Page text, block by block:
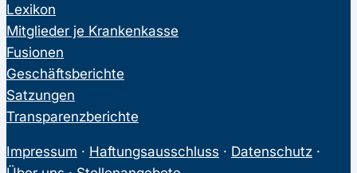
Lexikon
Mitglieder je Krankenkasse
Fusionen
Geschäftsberichte
Satzungen
Transparenzberichte
Impressum · Haftungsausschluss · Datenschutz ·